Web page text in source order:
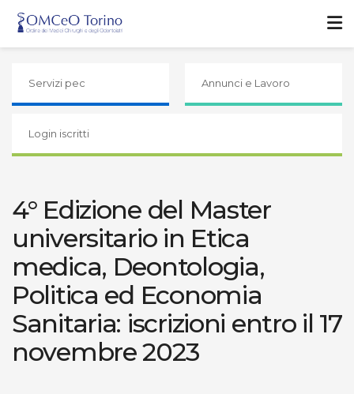
Servizi pec Annunci e Lavoro
Login iscritti
4° Edizione del Master
universitario in Etica
medica, Deontologia,
Politica ed Economia
Sanitaria: iscrizioni entro il 17
novembre 2023